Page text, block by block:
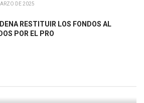
DE 2025
RESTITUIR LOS FONDOS AL
POR EL PRO